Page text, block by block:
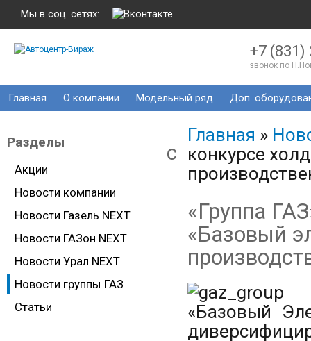
Мы в соц. сетях:
+7 (831)
звонок по
Главная О компании Модельный ряд Доп.
Главная »
конкурсе
«Группа
«Базовый
«Базовый
Разделы
Акции
Новости компании
Новости Газель NEXT
Новости ГАЗон NEXT
Новости Урал NEXT
Новости группы ГАЗ
Статьи
c